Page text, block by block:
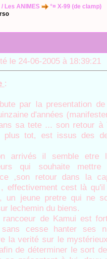
Les ANIMES
°¤ X-99 (de clamp)
le 24-06-2005 à
:
par la presentation
d'années
sa tete ... son retour à
plus tot, est issus des
arrivés il semble etre
qui souhaite
,son retour dans la
effectivement cest là
un jeune pretre qui ne
lechemin du biens.
rancoeur de Kamui est
sans cesse hanter ses
la verité sur le
de déterminer le sort